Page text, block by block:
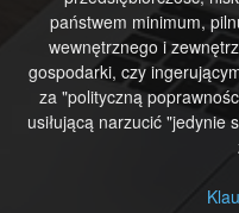
państwem minimum,
wewnętrznego i
gospodarki, czy
za "polityczną
usiłującą narzucić "jedynie